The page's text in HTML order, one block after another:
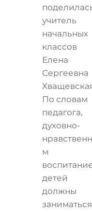
учитель
начальных
классов
Елена
Сергеевна
По словам
педагога,
духовно-
м
детей
должны